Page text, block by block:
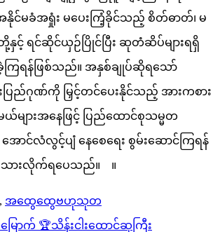
နိုင်မခံအရှုံး မပေးကြံ့ခိုင်သည့် စိတ်ဓာတ်၊ မ
ရင်ဆိုင်ယှဉ်ပြိုင်ပြီး ဆုတံဆိပ်များရရှိ
ကြရန်ဖြစ်သည်။ အနှစ်ချုပ်ဆိုရသော်
ပြည်ဂုဏ်ကို မြှင့်တင်ပေးနိုင်သည့် အားကစား
ယ်များအနေဖြင့် ပြည်ထောင်စုသမ္မတ
အောင်လံလွင့်ပျံ နေစေရေး စွမ်းဆောင်ကြရန်
ေးသားလိုက်ရပေသည်။ ။
, အထွေထွေဗဟုသုတ
ြောက် 🏆သိန်းငါးထောင်ဆုကြီး